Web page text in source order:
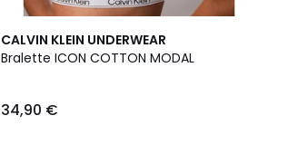
CALVIN KLEIN UNDERWEAR
Bralette ICON COTTON MODAL
34,90 €
5
Farben